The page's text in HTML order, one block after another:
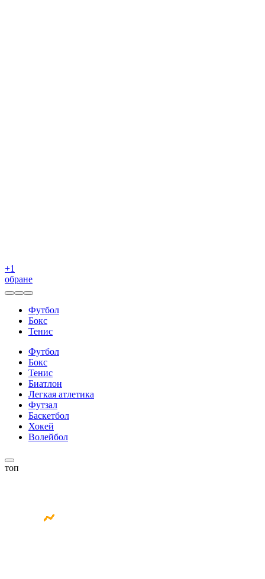
+1
обране
Футбол
Бокс
Тенис
Футбол
Бокс
Тенис
Биатлон
Легкая атлетика
Футзал
Баскетбол
Хокей
Волейбол
топ